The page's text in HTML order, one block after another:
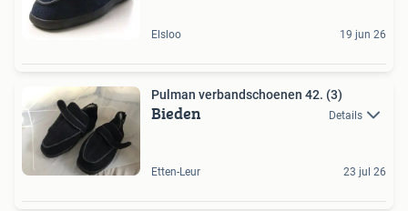
Elsloo 19 jun 26
Pulman verbandschoenen 42. (3)
Bieden Details
Etten-Leur 23 jul 26